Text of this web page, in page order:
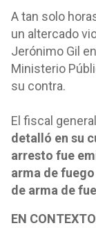
A tan solo
un altercado
Jerónimo Gil
Ministerio
su contra.
El fiscal
detalló en su
arresto fue
arma de
de arma de
EN